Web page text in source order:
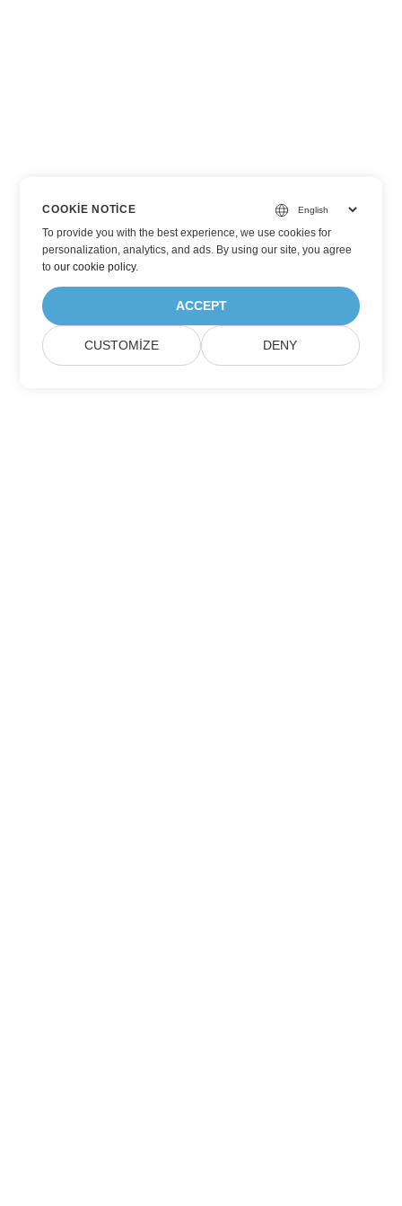
COOKIE NOTICE
To provide you with the best experience, we use cookies for
personalization, analytics, and ads. By using our site, you agree
toour cookie policy.
ACCEPT
CUSTOMIZE DENY